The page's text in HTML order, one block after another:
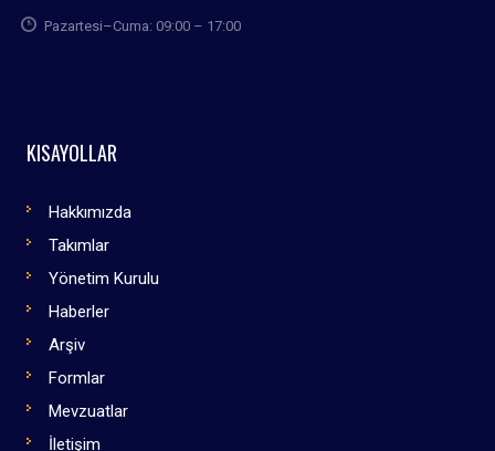
Pazartesi–Cuma: 09:00 – 17:00
KISAYOLLAR
Hakkımızda
Takımlar
Yönetim Kurulu
Haberler
Arşiv
Formlar
Mevzuatlar
İletişim